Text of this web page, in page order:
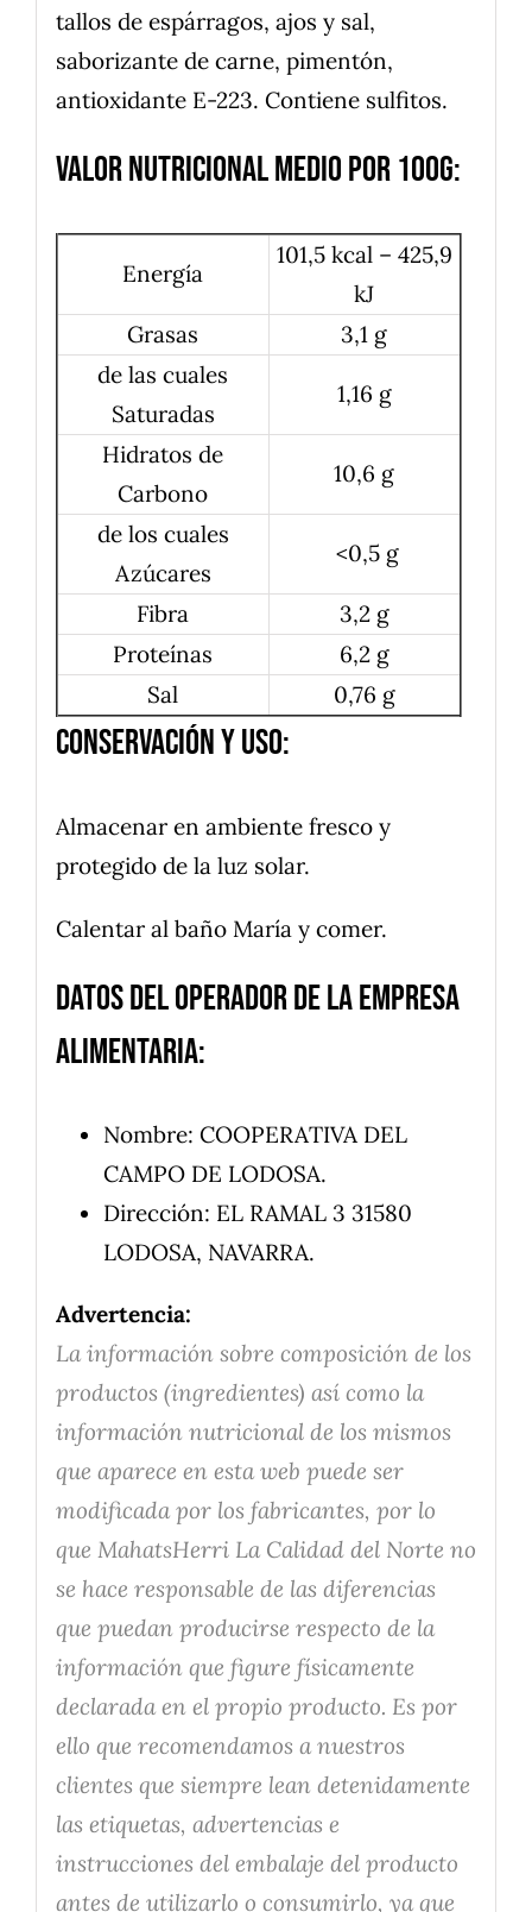
tallos de espárragos, ajos y sal,
saborizante de carne, pimentón,
antioxidante E-223. Contiene sulfitos.
Valor nutricional medio por 100g:
Energía
101,5 kcal – 425,9
kJ
Grasas
3,1 g
de las cuales
Saturadas
1,16 g
Hidratos de
Carbono
10,6 g
de los cuales
Azúcares
<0,5 g
Fibra
3,2 g
Proteínas
6,2 g
Sal
0,76 g
Conservación y uso:
Almacenar en ambiente fresco y
protegido de la luz solar.
Calentar al baño María y comer.
Datos del operador de la empresa
alimentaria:
Nombre: COOPERATIVA DEL
CAMPO DE LODOSA.
Dirección: EL RAMAL 3 31580
LODOSA, NAVARRA.
Advertencia:
La información sobre composición de los
productos (ingredientes) así como la
información nutricional de los mismos
que aparece en esta web puede ser
modificada por los fabricantes, por lo
que MahatsHerri La Calidad del Norte no
se hace responsable de las diferencias
que puedan producirse respecto de la
información que figure físicamente
declarada en el propio producto. Es por
ello que recomendamos a nuestros
clientes que siempre lean detenidamente
las etiquetas, advertencias e
instrucciones del embalaje del producto
antes de utilizarlo o consumirlo, ya que